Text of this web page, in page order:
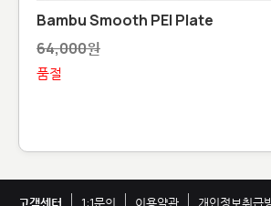
Bambu Smooth PEI Plate
64,000원
품절
고객센터 1:1문의 이용약관 개인정보취급